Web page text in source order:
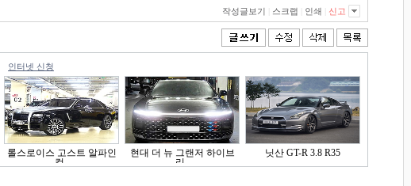
작성글보기 스크랩 인쇄 신고
인터넷 신청
롤스로이스 고스트 알파인
컬..
현대 더 뉴 그랜저 하이브
리..
닛산 GT-R 3.8 R35